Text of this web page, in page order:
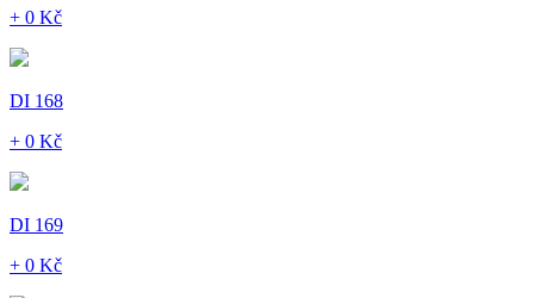
+ 0 Kč
DI 168
+ 0 Kč
DI 169
+ 0 Kč